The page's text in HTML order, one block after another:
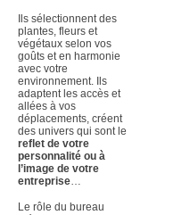
Ils sélectionnent des
plantes, fleurs et
végétaux selon vos
goûts et en harmonie
avec votre
environnement. Ils
adaptent les accès et
allées à vos
déplacements, créent
des univers qui sont le
reflet de votre
personnalité ou à
l’image de votre
entreprise…
Le rôle du bureau